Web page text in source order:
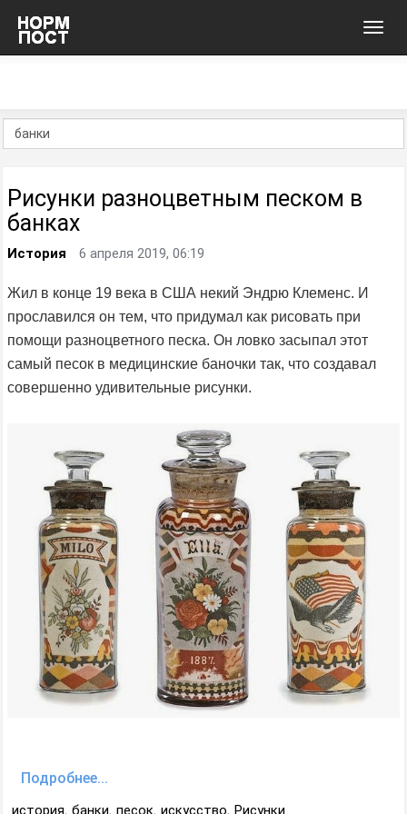
Рисунки разноцветным песком в
банках
История 6 апреля 2019, 06:19
Жил в конце 19 века в США некий Эндрю Клеменс. И
прославился он тем, что придумал как рисовать при
помощи разноцветного песка. Он ловко засыпал этот
самый песок в медицинские баночки так, что создавал
совершенно удивительные рисунки.
Подробнее...
история, банки, песок, искусство, Рисунки